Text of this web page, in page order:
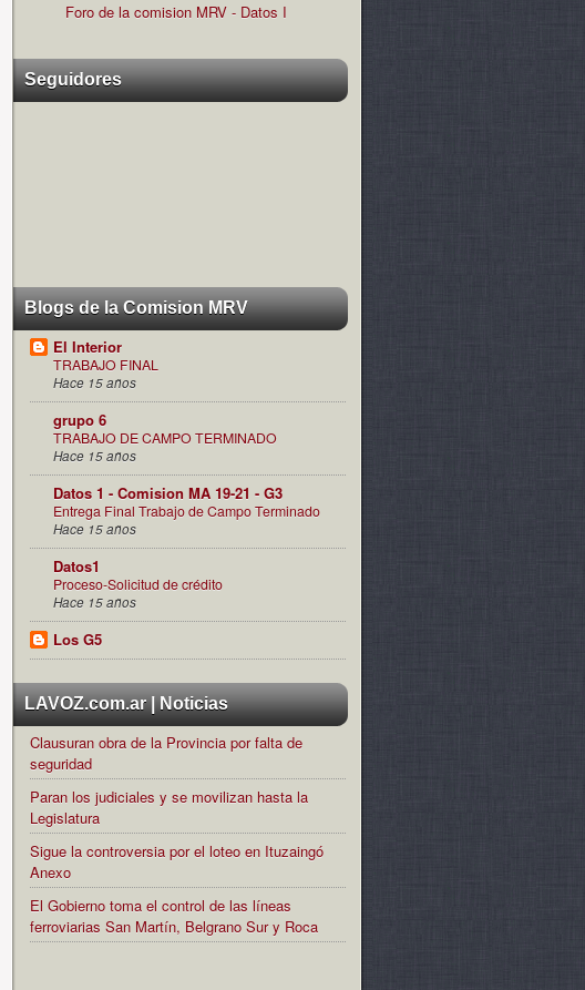
Foro de la comision MRV - Datos I
Seguidores
Blogs de la Comision MRV
El Interior
TRABAJO FINAL
Hace 15 años
grupo 6
TRABAJO DE CAMPO TERMINADO
Hace 15 años
Datos 1 - Comision MA 19-21 - G3
Entrega Final Trabajo de Campo Terminado
Hace 15 años
Datos1
Proceso-Solicitud de crédito
Hace 15 años
Los G5
LAVOZ.com.ar | Noticias
Clausuran obra de la Provincia por falta de
seguridad
Paran los judiciales y se movilizan hasta la
Legislatura
Sigue la controversia por el loteo en Ituzaingó
Anexo
El Gobierno toma el control de las líneas
ferroviarias San Martín, Belgrano Sur y Roca